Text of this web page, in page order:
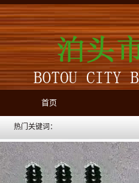
首页
热门关键词：